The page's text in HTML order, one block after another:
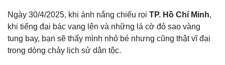
Ngày 30/4/2025, khi ánh nắng chiếu rọi TP. Hồ Chí Minh,
khi tiếng đại bác vang lên và những lá cờ đỏ sao vàng
tung bay, bạn sẽ thấy mình nhỏ bé nhưng cũng thật vĩ đại
trong dòng chảy lịch sử dân tộc.